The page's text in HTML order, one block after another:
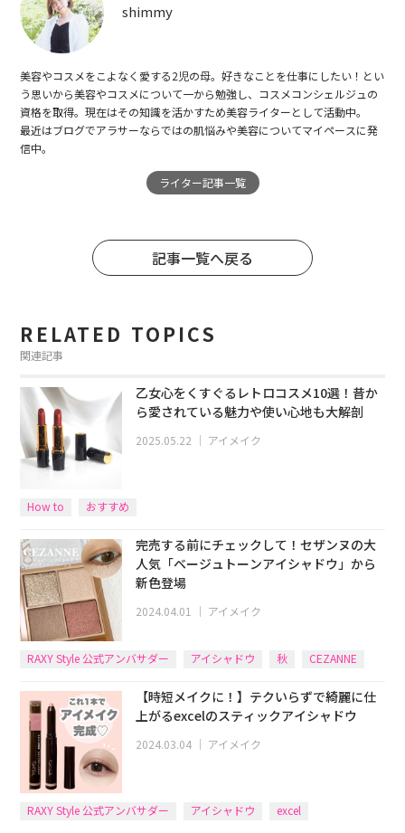
shimmy
美容やコスメをこよなく愛する2児の母。好きなことを仕事にしたい！とい
う思いから美容やコスメについて一から勉強し、コスメコンシェルジュの
資格を取得。現在はその知識を活かすため美容ライターとして活動中。
最近はブログでアラサーならではの肌悩みや美容についてマイペースに発
信中。
ライター記事一覧
記事一覧へ戻る
RELATED TOPICS
関連記事
乙女心をくすぐるレトロコスメ10選！昔か
ら愛されている魅力や使い心地も大解剖
2025.05.22 ｜ アイメイク
How to おすすめ
完売する前にチェックして！セザンヌの大
人気「ベージュトーンアイシャドウ」から
新色登場
2024.04.01 ｜ アイメイク
RAXY Style 公式アンバサダー アイシャドウ 秋 CEZANNE
【時短メイクに！】テクいらずで綺麗に仕
上がるexcelのスティックアイシャドウ
2024.03.04 ｜ アイメイク
RAXY Style 公式アンバサダー アイシャドウ excel